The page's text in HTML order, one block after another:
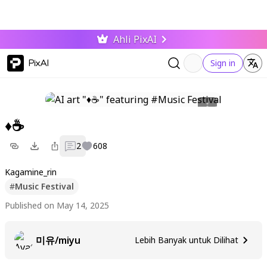
Ahli PixAI
PixAI Sign in
♦☕
2 608
Kagamine_rin
#Music Festival
Published on May 14, 2025
미유/miyu Lebih Banyak untuk Dilihat